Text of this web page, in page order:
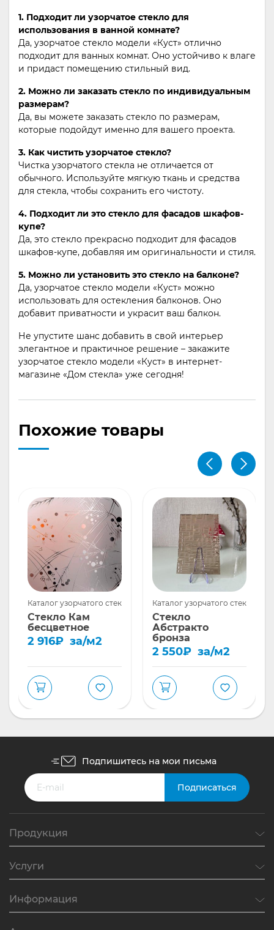
1. Подходит ли узорчатое стекло для
использования в ванной комнате?
Да, узорчатое стекло модели «Куст» отлично
подходит для ванных комнат. Оно устойчиво к влаге
и придаст помещению стильный вид.
2. Можно ли заказать стекло по индивидуальным
размерам?
Да, вы можете заказать стекло по размерам,
которые подойдут именно для вашего проекта.
3. Как чистить узорчатое стекло?
Чистка узорчатого стекла не отличается от
обычного. Используйте мягкую ткань и средства
для стекла, чтобы сохранить его чистоту.
4. Подходит ли это стекло для фасадов шкафов-
купе?
Да, это стекло прекрасно подходит для фасадов
шкафов-купе, добавляя им оригинальности и стиля.
5. Можно ли установить это стекло на балконе?
Да, узорчатое стекло модели «Куст» можно
использовать для остекления балконов. Оно
добавит приватности и украсит ваш балкон.
Не упустите шанс добавить в свой интерьер
элегантное и практичное решение – закажите
узорчатое стекло модели «Куст» в интернет-
магазине «Дом стекла» уже сегодня!
Похожие товары
Каталог узорчатого стекла
Стекло Кам
бесцветное
2 916₽ за/м2
Каталог узорчатого стекла
Стекло
Абстракто
бронза
2 550₽ за/м2
Подпишитесь на мои письма
Продукция
Услуги
Информация